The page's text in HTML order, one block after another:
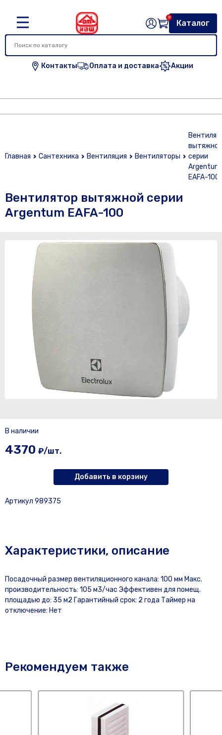
Контакты Оплата и доставка Акции
Каталог
0
Главная Сантехника Вентиляция Вентиляторы
вытяжной
серии
Argentum
EAFA-100
Вентилятор вытяжной серии
Argentum EAFA-100
В наличии
4370 ₽/шт.
Добавить в корзину
Артикул 989375
Характеристики, описание
Посадочный размер вентиляционного канала: 100 мм Макс.
производительность: 105 м3/час Эффективен для помещ.
площадью до: 35 м2 Гарантийный срок: 2 года Таймер на
отключение: Нет
Рекомендуем также